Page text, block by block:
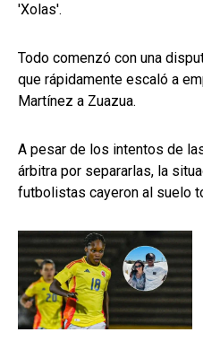
'Xolas'.
Todo comenzó con una
que rápidamente escaló a
Martínez a Zuazua.
A pesar de los intentos de
árbitra por separarlas, la
futbolistas cayeron al suelo